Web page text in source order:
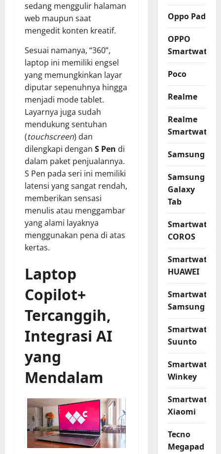
sedang menggulir halaman
web maupun saat
mengedit konten kreatif.
Sesuai namanya, “360”,
laptop ini memiliki engsel
yang memungkinkan layar
diputar sepenuhnya hingga
menjadi mode tablet.
Layarnya juga sudah
mendukung sentuhan
(touchscreen) dan
dilengkapi dengan S Pen di
dalam paket penjualannya.
S Pen pada seri ini memiliki
latensi yang sangat rendah,
memberikan sensasi
menulis atau menggambar
yang alami layaknya
menggunakan pena di atas
kertas.
Laptop
Copilot+
Tercanggih,
Integrasi AI
yang
Mendalam
Oppo Pad
OPPO
Smartwatch
Poco
Realme
Realme
Smartwatch
Samsung
Samsung
Galaxy
Tab
Smartwatch
COROS
Smartwatch
HUAWEI
Smartwatch
Samsung
Smartwatch
Suunto
Smartwatch
Winkey
Smartwatch
Xiaomi
Tecno
Megapad